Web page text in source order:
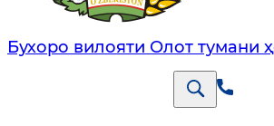
Бухоро вилояти Олот тумани